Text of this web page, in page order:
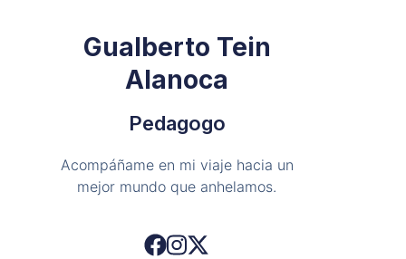
Gualberto Tein
Alanoca
Pedagogo
Acompáñame en mi viaje hacia un
mejor mundo que anhelamos.